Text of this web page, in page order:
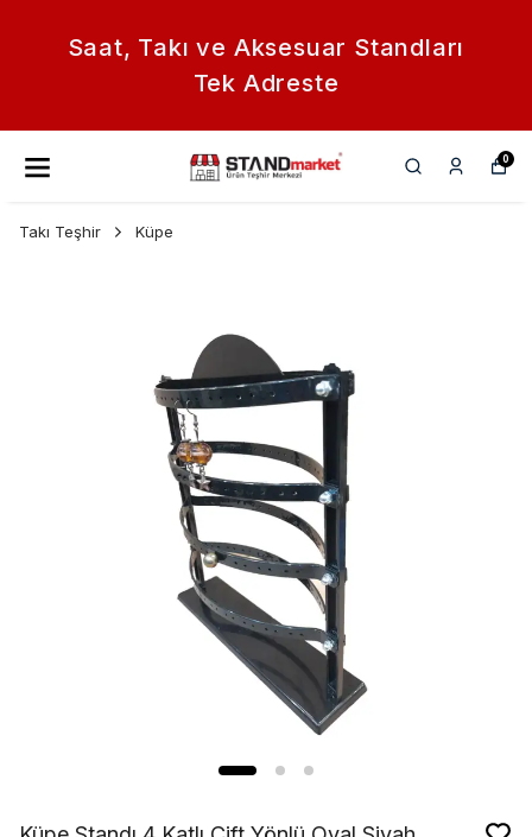
Saat, Takı ve Aksesuar Standları
Tek Adreste
0
Takı Teşhir Küpe